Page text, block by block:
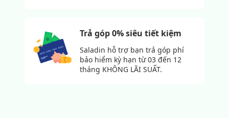
Trả góp 0% siêu tiết kiệm
Saladin hỗ trợ bạn trả góp phí
bảo hiểm kỳ hạn từ 03 đến 12
tháng KHÔNG LÃI SUẤT.